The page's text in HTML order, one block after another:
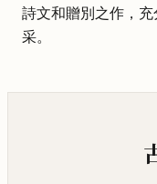
詩文和贈別之作，
采。